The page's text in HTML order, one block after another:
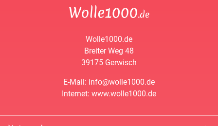
Wolle1000.de
Breiter Weg 48
39175 Gerwisch
E-Mail: info@wolle1000.de
Internet: www.wolle1000.de